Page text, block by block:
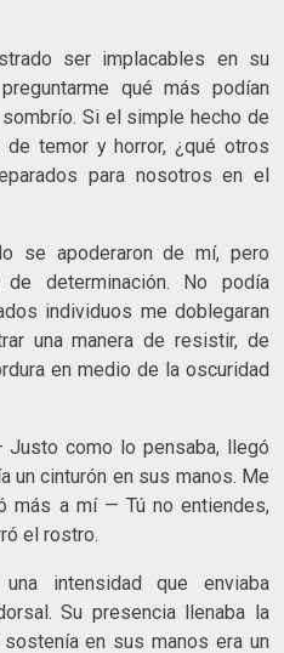
ser implacables en su
qué más podían
Si el simple hecho de
temor y horror, ¿qué otros
para nosotros en el
se apoderaron de mí, pero
determinación. No podía
individuos me doblegaran
una manera de resistir, de
en medio de la oscuridad
como lo pensaba, llegó
un cinturón en sus manos. Me
más a mí — Tú no entiendes,
el rostro.
intensidad que enviaba
Su presencia llenaba la
en sus manos era un